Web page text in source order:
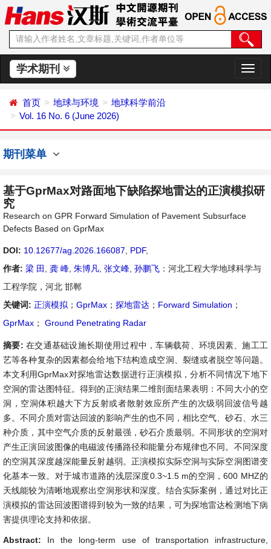
学术期刊
切
换
首页 地球与环境
地球科学前沿
Vol. 16 No. 6 (June 2026)
期刊菜单
基于GprMax对路面地下缺陷探地雷达的正演模拟研
究
Research on GPR Forward Simulation of Pavement Subsurface
Defects Based on GprMax
DOI: 10.12677/ag.2026.166087 PDF,
作者: 梁 田 龚 峰 朱博凡 张文峰 孙鹏飞 ：河北工程大学地球科学与
工程学院，河北 邯郸
关键词: 正演模拟 ； GprMax ； 探地雷达 ； Forward Simulation ；
GprMax ； Ground Penetrating Radar
摘要: 在交通基础设施长期使用过程中，车辆载荷、环境因素、施工工
艺等各种复杂的因素都会给地下结构造成空洞、裂缝或者脱空等问题。
本文利用GprMax对探地雷达数据进行正演模拟，分析不同情况下地下
空洞的雷达图特征。得到的正演结果二维剖面结果表明：不同大小的空
洞，空洞体积越大下方反射或者散射效应所产生的次级弱回波信号越
多。不同介质对雷达回波的影响产生的也不同，相比空气、砂石、水三
种介质，其中空气介质的反射最强，砂石介质最弱。不同形状的空洞对
产生正演回波图像的电磁波传播路径和能量分布规律也不同。不同深度
的空洞其深度越深能量反射越弱。正演模拟实际空洞与实际空洞图谱变
化基本一致。对于城市道路的浅层深度0.3~1.5 m的空洞，600 MHZ的
天线能较为清晰地观察出空洞形状和深度。结合实际案例，通过对比正
演模拟的雷达回波图谱得到较为一致的结果，可为探地雷达检测地下病
害提供理论支持和依据。
Abstract: In the long-term use of transportation infrastructure,